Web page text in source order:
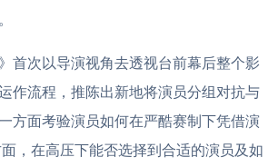
次以导演视角去透视台前幕后整个影
作流程，推陈出新地将演员分组对抗与
方面考验演员如何在严酷赛制下凭借演
，在高压下能否选择到合适的演员及如